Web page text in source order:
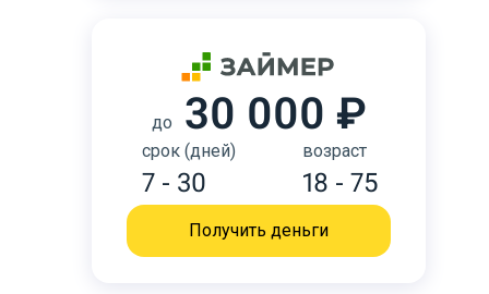
до 30 000 ₽
срок (дней)
7 - 30
возраст
18 - 75
Получить деньги